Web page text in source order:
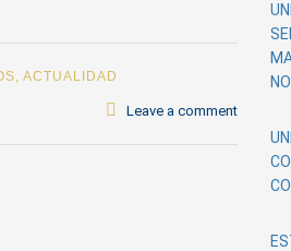
, ACTUALIDAD
Leave a comment